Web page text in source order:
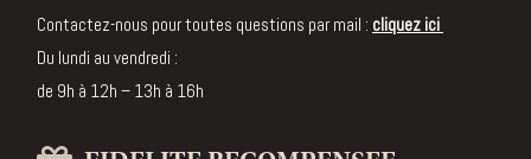
Contactez-nous pour toutes questions par mail : cliquez ici
Du lundi au vendredi :
de 9h à 12h – 13h à 16h